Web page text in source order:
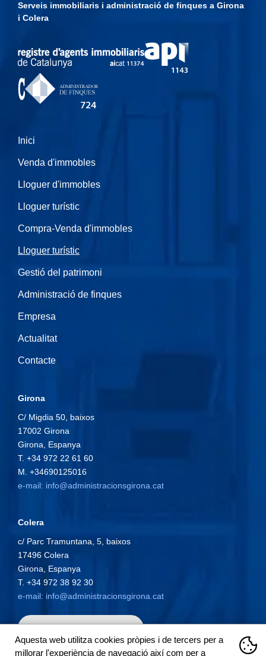
Serveis immobiliaris i administració de finques a Girona
i Colera
Inici
Venda d'immobles
Lloguer d'immobles
Lloguer turístic
Compra-Venda d'immobles
Lloguer turístic
Gestió del patrimoni
Administració de finques
Empresa
Actualitat
Contacte
Girona
C/ Migdia 50, baixos
17002 Girona
Girona
Espanya
T. +34 972 22 61 60
M. +34690125016
e-mail: info@administracionsgirona.cat
Colera
c/ Parc Tramuntana, 5, baixos
17496 Colera
Girona, Espanya
T. +34 972 38 92 30
e-mail: info@administracionsgirona.cat
Aquesta web utilitza cookies pròpies i de tercers per a
millorar l'experiència de navegació així com per a